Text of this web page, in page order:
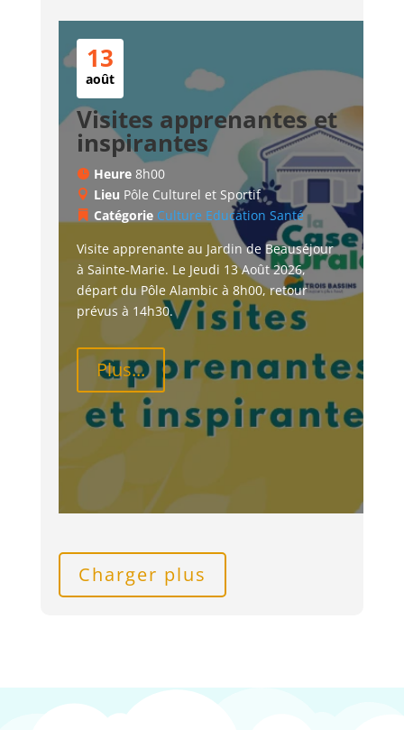
13
août
Visites apprenantes et
inspirantes
Heure 8h00
Lieu Pôle Culturel et Sportif
Catégorie Culture Education Santé
Visite apprenante au Jardin de Beauséjour
à Sainte-Marie. Le Jeudi 13 Août 2026,
départ du Pôle Alambic à 8h00, retour
prévus à 14h30.
Plus...
Charger plus